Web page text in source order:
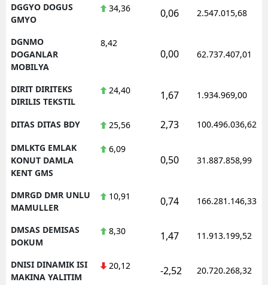
DGGYO DOGUS
GMYO
34,36 0,06 2.547.015,68
DGNMO
DOGANLAR
MOBILYA
8,42
0,00 62.737.407,01
DIRIT DIRITEKS
DIRILIS TEKSTIL
24,40 1,67 1.934.969,00
DITAS DITAS BDY 25,56 2,73 100.496.036,62
DMLKTG EMLAK
KONUT DAMLA
KENT GMS
6,09
0,50 31.887.858,99
DMRGD DMR UNLU
MAMULLER
10,91 0,74 166.281.146,33
DMSAS DEMISAS
DOKUM
8,30 1,47 11.913.199,52
DNISI DINAMIK ISI
MAKINA YALITIM
20,12 -2,52 20.720.268,32